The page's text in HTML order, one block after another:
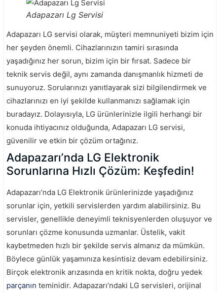
Adapazarı Lg Servisi
Adapazarı LG servisi olarak, müşteri memnuniyeti bizim için
her şeyden önemli. Cihazlarınızın tamiri sırasında
yaşadığınız her sorun, bizim için bir fırsat. Sadece bir
teknik servis değil, aynı zamanda danışmanlık hizmeti de
sunuyoruz. Sorularınızı yanıtlayarak sizi bilgilendirmek ve
cihazlarınızı en iyi şekilde kullanmanızı sağlamak için
buradayız. Dolayısıyla, LG ürünlerinizle ilgili herhangi bir
konuda ihtiyacınız olduğunda, Adapazarı LG servisi,
güvenilir ve etkin bir çözüm ortağınız.
Adapazarı’nda LG Elektronik
Sorunlarına Hızlı Çözüm: Keşfedin!
Adapazarı’nda LG Elektronik ürünlerinizde yaşadığınız
sorunlar için, yetkili servislerden yardım alabilirsiniz. Bu
servisler, genellikle deneyimli teknisyenlerden oluşuyor ve
sorunları çözme konusunda uzmanlar. Üstelik, vakit
kaybetmeden hızlı bir şekilde servis almanız da mümkün.
Böylece günlük yaşamınıza kesintisiz devam edebilirsiniz.
Birçok elektronik arızasında en kritik nokta, doğru yedek
parçanın teminidir. Adapazarı’ndaki LG servisleri, orijinal